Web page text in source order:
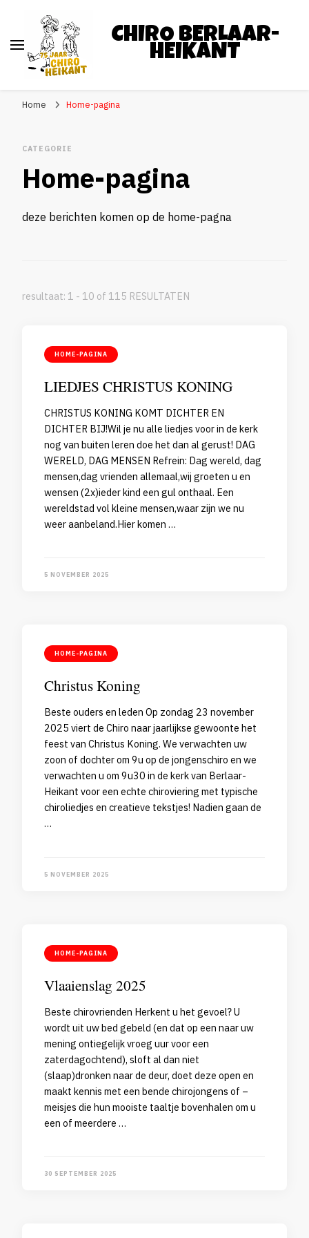
CHIRO BERLAAR-
HEIKANT
Home Home-pagina
CATEGORIE
Home-pagina
deze berichten komen op de home-pagna
resultaat: 1 - 10 of 115 RESULTATEN
HOME-PAGINA
LIEDJES CHRISTUS KONING
CHRISTUS KONING KOMT DICHTER EN
DICHTER BIJ!Wil je nu alle liedjes voor in de kerk
nog van buiten leren doe het dan al gerust! DAG
WERELD, DAG MENSEN Refrein: Dag wereld, dag
mensen,dag vrienden allemaal,wij groeten u en
wensen (2x)ieder kind een gul onthaal. Een
wereldstad vol kleine mensen,waar zijn we nu
weer aanbeland.Hier komen …
5 NOVEMBER 2025
HOME-PAGINA
Christus Koning
Beste ouders en leden Op zondag 23 november
2025 viert de Chiro naar jaarlijkse gewoonte het
feest van Christus Koning. We verwachten uw
zoon of dochter om 9u op de jongenschiro en we
verwachten u om 9u30 in de kerk van Berlaar-
Heikant voor een echte chiroviering met typische
chiroliedjes en creatieve tekstjes! Nadien gaan de
…
5 NOVEMBER 2025
HOME-PAGINA
Vlaaienslag 2025
Beste chirovrienden Herkent u het gevoel? U
wordt uit uw bed gebeld (en dat op een naar uw
mening ontiegelijk vroeg uur voor een
zaterdagochtend), sloft al dan niet
(slaap)dronken naar de deur, doet deze open en
maakt kennis met een bende chirojongens of –
meisjes die hun mooiste taaltje bovenhalen om u
een of meerdere …
30 SEPTEMBER 2025